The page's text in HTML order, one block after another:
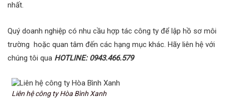
nhất.
Quý doanh nghiệp có nhu cầu hợp tác công ty để lập hồ sơ môi
trường hoặc quan tâm đến các hạng mục khác. Hãy liên hệ với
chúng tôi qua HOTLINE: 0943.466.579
Liên hệ công ty Hòa Bình Xanh